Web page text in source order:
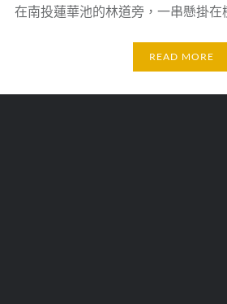
在南投蓮華池的林道旁，一串懸掛在
READ MORE